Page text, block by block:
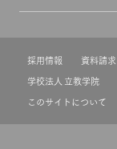
採用情報 資料請求
学校法人 立教学院
このサイトについて